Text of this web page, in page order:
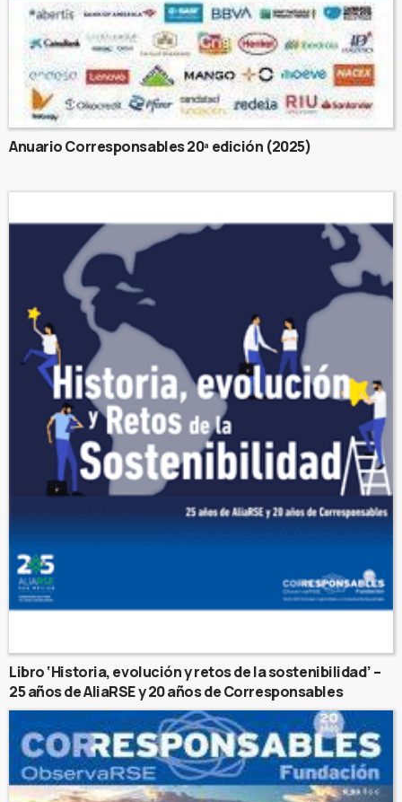
Anuario Corresponsables 20ª edición (2025)
Libro ‘Historia, evolución y retos de la sostenibilidad’ –
25 años de AliaRSE y 20 años de Corresponsables